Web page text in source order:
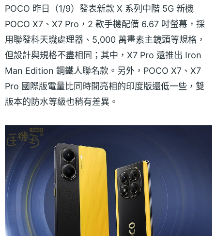
POCO 昨日（1/9）發表新款 X 系列中階 5G 新機
POCO X7、X7 Pro，2 款手機配備 6.67 吋螢幕，採
用聯發科天璣處理器、5,000 萬畫素主鏡頭等規格，
但設計與規格不盡相同；其中，X7 Pro 還推出 Iron
Man Edition 鋼鐵人聯名款。另外，POCO X7、X7
Pro 國際版電量比同時間亮相的印度版還低一些，雙
版本的防水等級也稍有差異。